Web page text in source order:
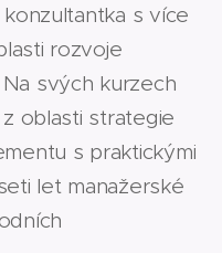
s více
rozvoje
svých kurzech
oblasti strategie
s praktickými
let manažerské